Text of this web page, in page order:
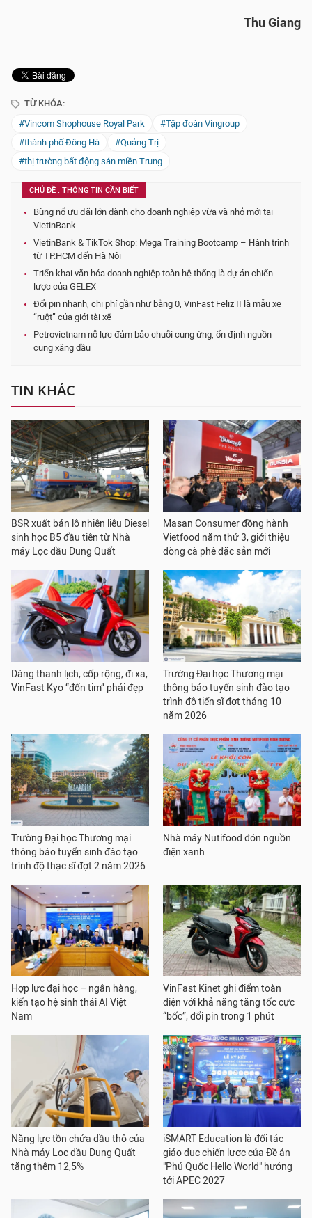
Thu Giang
TỪ KHÓA:
#Vincom Shophouse Royal Park
#Tập đoàn Vingroup
#thành phố Đông Hà
#Quảng Trị
#thị trường bất động sản miền Trung
CHỦ ĐỀ : THÔNG TIN CẦN BIẾT
Bùng nổ ưu đãi lớn dành cho doanh nghiệp vừa và nhỏ mới tại
VietinBank
VietinBank & TikTok Shop: Mega Training Bootcamp – Hành trình
từ TP.HCM đến Hà Nội
Triển khai văn hóa doanh nghiệp toàn hệ thống là dự án chiến
lược của GELEX
Đổi pin nhanh, chi phí gần như bằng 0, VinFast Feliz II là mẫu xe
“ruột” của giới tài xế
Petrovietnam nỗ lực đảm bảo chuỗi cung ứng, ổn định nguồn
cung xăng dầu
TIN KHÁC
BSR xuất bán lô nhiên liệu Diesel
sinh học B5 đầu tiên từ Nhà
máy Lọc dầu Dung Quất
Masan Consumer đồng hành
Vietfood năm thứ 3, giới thiệu
dòng cà phê đặc sản mới
Dáng thanh lịch, cốp rộng, đi xa,
VinFast Kyo “đốn tim” phái đẹp
Trường Đại học Thương mại
thông báo tuyển sinh đào tạo
trình độ tiến sĩ đợt tháng 10
năm 2026
Trường Đại học Thương mại
thông báo tuyển sinh đào tạo
trình độ thạc sĩ đợt 2 năm 2026
Nhà máy Nutifood đón nguồn
điện xanh
Hợp lực đại học – ngân hàng,
kiến tạo hệ sinh thái AI Việt
Nam
VinFast Kinet ghi điểm toàn
diện với khả năng tăng tốc cực
“bốc”, đổi pin trong 1 phút
Năng lực tồn chứa dầu thô của
Nhà máy Lọc dầu Dung Quất
tăng thêm 12,5%
iSMART Education là đối tác
giáo dục chiến lược của Đề án
"Phú Quốc Hello World" hướng
tới APEC 2027